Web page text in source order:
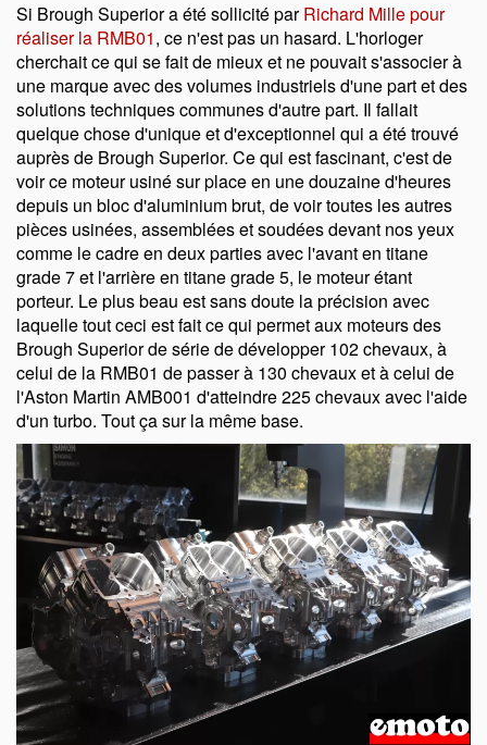
Si Brough Superior a été sollicité parRichard Mille pour
réaliser la RMB01, ce n'est pas un hasard. L'horloger
cherchait ce qui se fait de mieux et ne pouvait s'associer à
une marque avec des volumes industriels d'une part et des
solutions techniques communes d'autre part. Il fallait
quelque chose d'unique et d'exceptionnel qui a été trouvé
auprès de Brough Superior. Ce qui est fascinant, c'est de
voir ce moteur usiné sur place en une douzaine d'heures
depuis un bloc d'aluminium brut, de voir toutes les autres
pièces usinées, assemblées et soudées devant nos yeux
comme le cadre en deux parties avec l'avant en titane
grade 7 et l'arrière en titane grade 5, le moteur étant
porteur. Le plus beau est sans doute la précision avec
laquelle tout ceci est fait ce qui permet aux moteurs des
Brough Superior de série de développer 102 chevaux, à
celui de la RMB01 de passer à 130 chevaux et à celui de
l'Aston Martin AMB001 d'atteindre 225 chevaux avec l'aide
d'un turbo. Tout ça sur la même base.